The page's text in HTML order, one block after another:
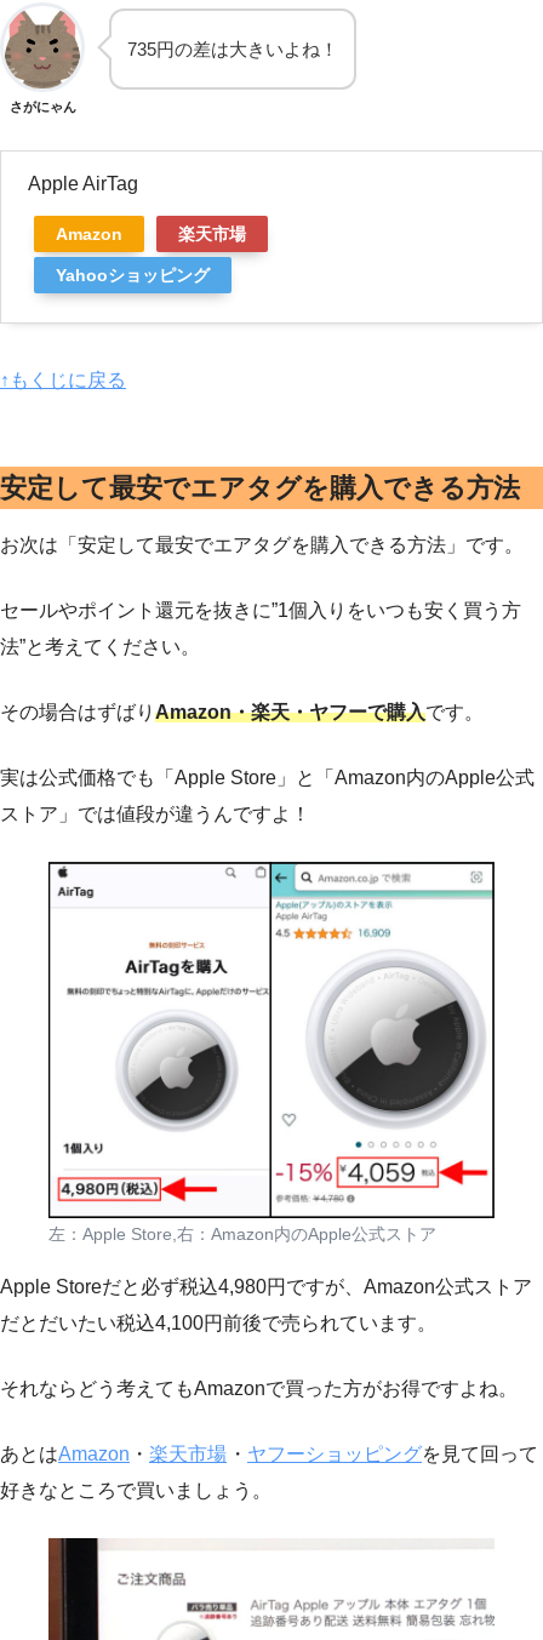
さがにゃん
735円の差は大きいよね！
Apple AirTag
Amazon 楽天市場
Yahooショッピング
↑もくじに戻る
安定して最安でエアタグを購入できる方法
お次は「安定して最安でエアタグを購入できる方法」です。
セールやポイント還元を抜きに”1個入りをいつも安く買う方
法”と考えてください。
その場合はずばり Amazon・楽天・ヤフーで購入です。
実は公式価格でも「Apple Store」と「Amazon内のApple公式
ストア」では値段が違うんですよ！
左：Apple Store,右：Amazon内のApple公式ストア
Apple Storeだと必ず税込4,980円ですが、Amazon公式ストア
だとだいたい税込4,100円前後で売られています。
それならどう考えてもAmazonで買った方がお得ですよね。
あとはAmazon ・ 楽天市場 ・ ヤフーショッピングを見て回って
好きなところで買いましょう。